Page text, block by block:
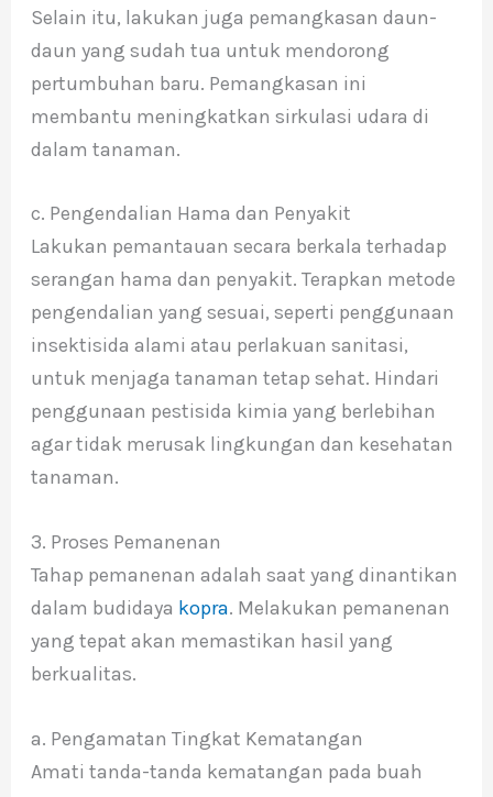
Selain itu, lakukan juga pemangkasan daun-
daun yang sudah tua untuk mendorong
pertumbuhan baru. Pemangkasan ini
membantu meningkatkan sirkulasi udara di
dalam tanaman.
c. Pengendalian Hama dan Penyakit
Lakukan pemantauan secara berkala terhadap
serangan hama dan penyakit. Terapkan metode
pengendalian yang sesuai, seperti penggunaan
insektisida alami atau perlakuan sanitasi,
untuk menjaga tanaman tetap sehat. Hindari
penggunaan pestisida kimia yang berlebihan
agar tidak merusak lingkungan dan kesehatan
tanaman.
3. Proses Pemanenan
Tahap pemanenan adalah saat yang dinantikan
dalam budidaya kopra. Melakukan pemanenan
yang tepat akan memastikan hasil yang
berkualitas.
a. Pengamatan Tingkat Kematangan
Amati tanda-tanda kematangan pada buah